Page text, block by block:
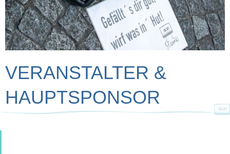
VERANSTALTER &
HAUPTSPONSOR